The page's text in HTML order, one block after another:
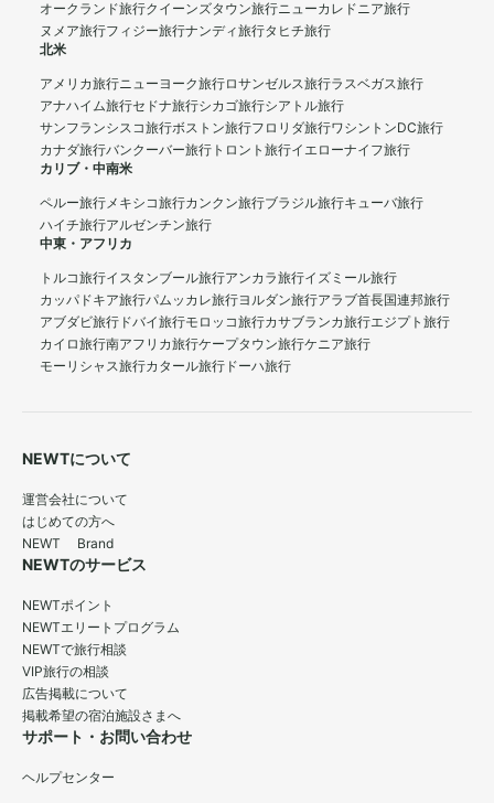
オークランド旅行クイーンズタウン旅行ニューカレドニア旅行
ヌメア旅行フィジー旅行ナンディ旅行タヒチ旅行
北米
アメリカ旅行ニューヨーク旅行ロサンゼルス旅行ラスベガス旅行
アナハイム旅行セドナ旅行シカゴ旅行シアトル旅行
サンフランシスコ旅行ボストン旅行フロリダ旅行ワシントンDC旅行
カナダ旅行バンクーバー旅行 トロント旅行イエローナイフ旅行
カリブ・中南米
ペルー旅行メキシコ旅行カンクン旅行ブラジル旅行キューバ旅行
ハイチ旅行アルゼンチン旅行
中東・アフリカ
トルコ旅行イスタンブール旅行アンカラ旅行イズミール旅行
カッパドキア旅行パムッカレ旅行ヨルダン旅行アラブ首長国連邦旅行
アブダビ旅行 ドバイ旅行モロッコ旅行カサブランカ旅行エジプト旅行
カイロ旅行南アフリカ旅行ケープタウン旅行ケニア旅行
モーリシャス旅行カタール旅行 ドーハ旅行
NEWTについて
運営会社について
はじめての方へ
NEWT Brand
NEWTのサービス
NEWTポイント
NEWTエリートプログラム
NEWTで旅行相談
VIP旅行の相談
広告掲載について
掲載希望の宿泊施設さまへ
サポート・お問い合わせ
ヘルプセンター